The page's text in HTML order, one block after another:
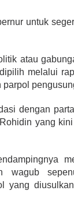
untuk
atau
melalui
dengan
yang
wagub
yang